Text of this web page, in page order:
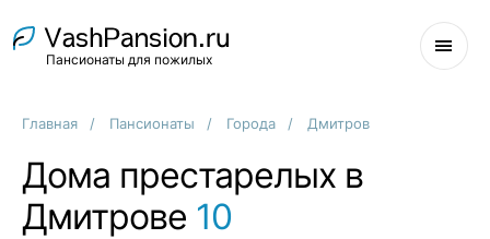
Пансионаты для пожилых
Главная Пансионаты Города Дмитров
Дома престарелых в
Дмитрове 10